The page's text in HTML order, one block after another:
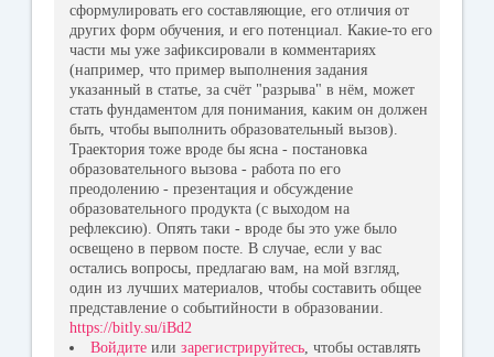
сформулировать его составляющие, его отличия от
других форм обучения, и его потенциал. Какие-то его
части мы уже зафиксировали в комментариях
(например, что пример выполнения задания
указанный в статье, за счёт "разрыва" в нём, может
стать фундаментом для понимания, каким он должен
быть, чтобы выполнить образовательный вызов).
Траектория тоже вроде бы ясна - постановка
образовательного вызова - работа по его
преодолению - презентация и обсуждение
образовательного продукта (с выходом на
рефлексию). Опять таки - вроде бы это уже было
освещено в первом посте. В случае, если у вас
остались вопросы, предлагаю вам, на мой взгляд,
один из лучших материалов, чтобы составить общее
представление о событийности в образовании.
https://bitly.su/iBd2
Войдите или зарегистрируйтесь , чтобы оставлять